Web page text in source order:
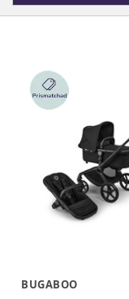
BUGABOO